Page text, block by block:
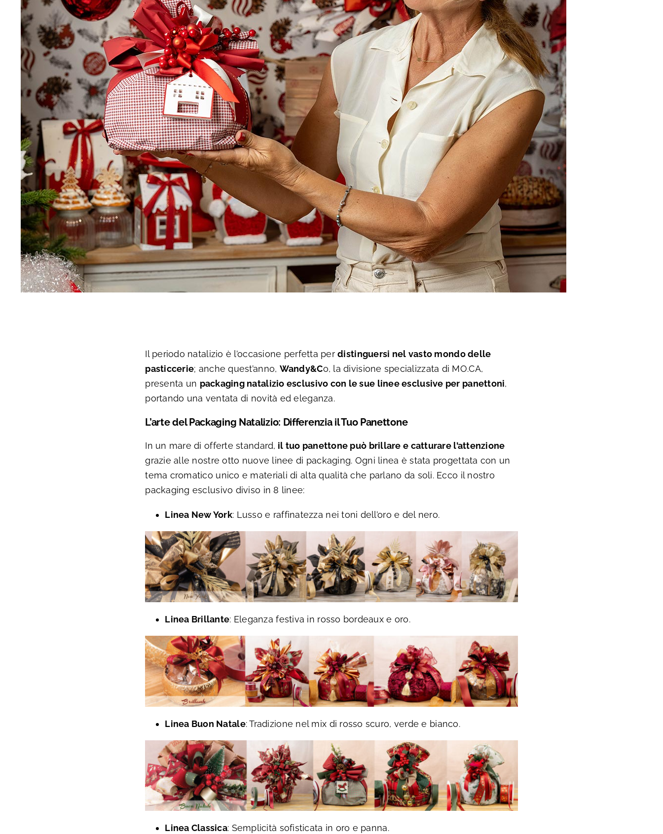
Il periodo natalizio è l’occasione perfetta perdistinguersi nel vasto mondo delle
pasticcerie; anche quest’anno, Wandy&Co, la divisione specializzata di MO.CA,
presenta un packaging natalizio esclusivo con le sue linee esclusive per panettoni,
portando una ventata di novità ed eleganza.
L’arte del Packaging Natalizio: Differenzia il Tuo Panettone
In un mare di offerte standard, il tuo panettone può brillare e catturare l’attenzione
grazie alle nostre otto nuove linee di packaging. Ogni linea è stata progettata con un
tema cromatico unico e materiali di alta qualità che parlano da soli. Ecco il nostro
packaging esclusivo diviso in 8 linee:
Linea New York: Lusso e raffinatezza nei toni dell’oro e del nero.
Linea Brillante: Eleganza festiva in rosso bordeaux e oro.
Linea Buon Natale: Tradizione nel mix di rosso scuro, verde e bianco.
Linea Classica: Semplicità sofisticata in oro e panna.